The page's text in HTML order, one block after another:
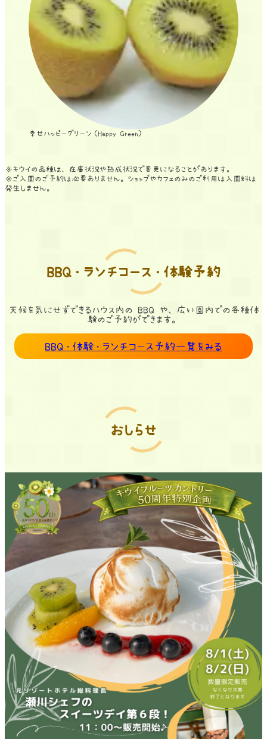
幸せハッピーグリーン（Happy Green）
※キウイの品種は、在庫状況や熟成状況で変更になることがあります。
※ご入園のご予約は必要ありません。ショップやカフェのみのご利用は入園料は
発生しません。
BBQ・ランチコース・体験予約
天候を気にせずできるハウス内の BBQ や、広い園内での各種体
験のご予約ができます。
BBQ・体験・ランチコース予約一覧をみる
おしらせ